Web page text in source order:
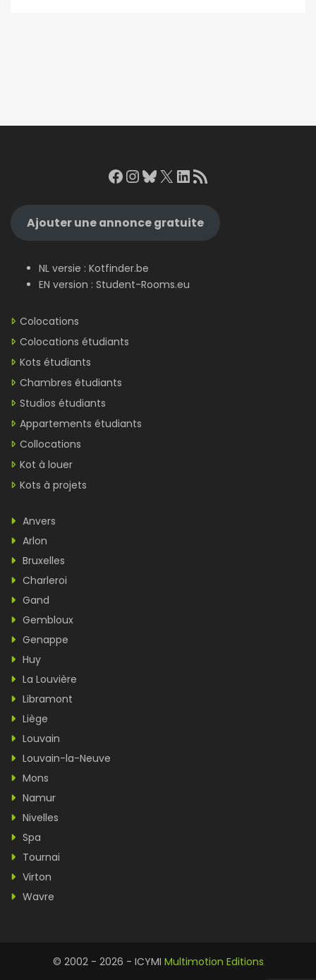
Facebook
Instagram
Bluesky
X LinkedIn
RSS Feed
Ajouter une annonce gratuite
NL versie : Kotfinder.be
EN version : Student-Rooms.eu
Colocations
Colocations étudiants
Kots étudiants
Chambres étudiants
Studios étudiants
Appartements étudiants
Collocations
Kot à louer
Kots à projets
Anvers
Arlon
Bruxelles
Charleroi
Gand
Gembloux
Genappe
Huy
La Louvière
Libramont
Liège
Louvain
Louvain-la-Neuve
Mons
Namur
Nivelles
Spa
Tournai
Virton
Wavre
© 2002 - 2026 - ICYMI Multimotion Editions